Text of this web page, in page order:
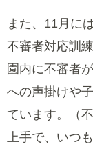
また、11月に
不審者対応訓
園内に不審者
への声掛けや
ています。（
上手で、いつ